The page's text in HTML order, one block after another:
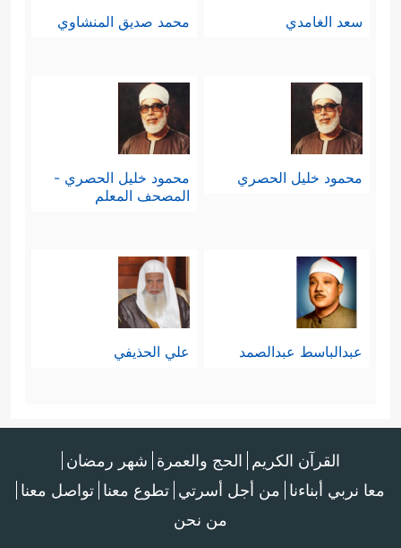
سعد الغامدي محمد صديق المنشاوي
محمود خليل الحصري
محمود خليل الحصري -
المصحف المعلم
عبدالباسط عبدالصمد علي الحذيفي
القرآن الكريم الحج والعمرة شهر رمضان
معا نربي أبناءنا من أجل أسرتي تطوع معنا تواصل معنا
من نحن